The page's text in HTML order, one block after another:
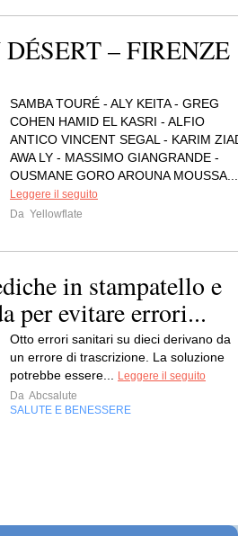
– FIRENZE
SAMBA TOURÉ - ALY KEITA - GREG
COHEN HAMID EL KASRI - ALFIO
ANTICO VINCENT SEGAL - KARIM
AWA LY - MASSIMO GIANGRANDE -
OUSMANE GORO AROUNA MOUSSA...
Leggere il seguito
Da Yellowflate
in stampatello e
per evitare errori...
Otto errori sanitari su dieci derivano da
un errore di trascrizione. La soluzione
potrebbe essere...
Leggere il seguito
Da Abcsalute
SALUTE E BENESSERE